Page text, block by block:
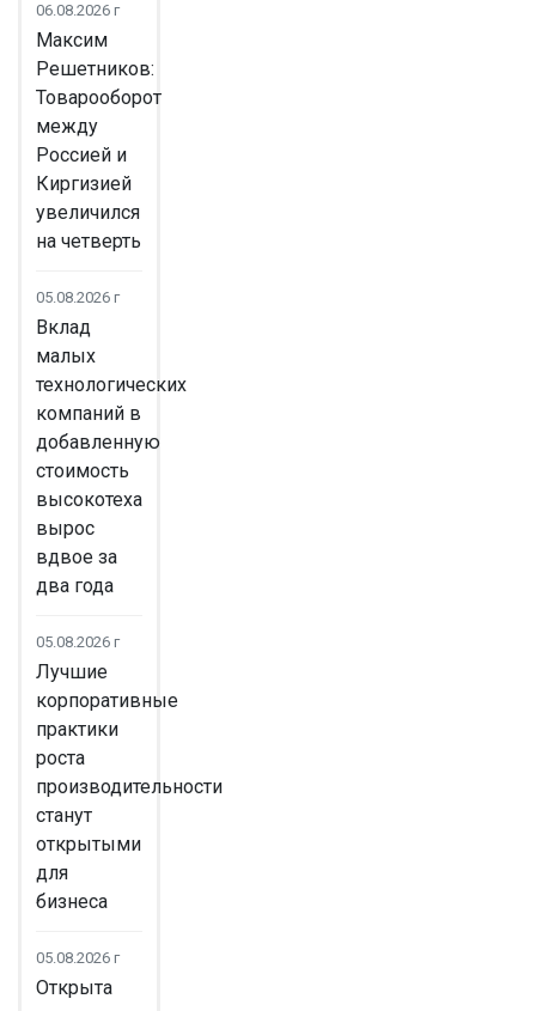
06.08.2026 г
Максим
Решетников:
Товарооборот
между
Россией и
Киргизией
увеличился
на четверть
05.08.2026 г
Вклад
малых
технологических
компаний в
добавленную
стоимость
высокотеха
вырос
вдвое за
два года
05.08.2026 г
Лучшие
корпоративные
практики
роста
производительности
станут
открытыми
для
бизнеса
05.08.2026 г
Открыта